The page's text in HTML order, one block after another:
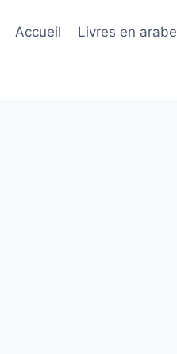
Accueil Livres en arabe